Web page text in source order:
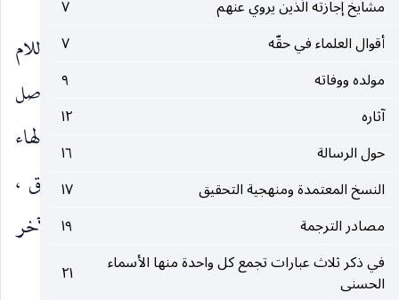
مشايخ إجازته الّذين يروي عنهم
٧
أقوال العلماء في حقّه
٧
مولده ووفاته
٩
آثاره
١٢
حول الرسالة
١٦
النسخ المعتمدة ومنهجية التحقيق
١٧
مصادر الترجمة
١٩
في ذكر ثلاث عبارات تجمع كل واحدة منها الأسماء
الحسنى
٢١
الألف من إلٰه بقي له ، وله كلّ شيء ، فإن اُخذ من له اللام
بقي هو ، وهو هو وحده لا شريك له ، وهو لفظ يوصل
إلى ينبوع العزة ، ولفظ هو مركب من حرفين ، والهاء
أصل الواو ، فهو حرف واحد يدل على الواحد الحق ،
والهاء أول المخارج والواو آخرها ، فهو الأول والآخر
والظاهر والباطن(٢٢) .